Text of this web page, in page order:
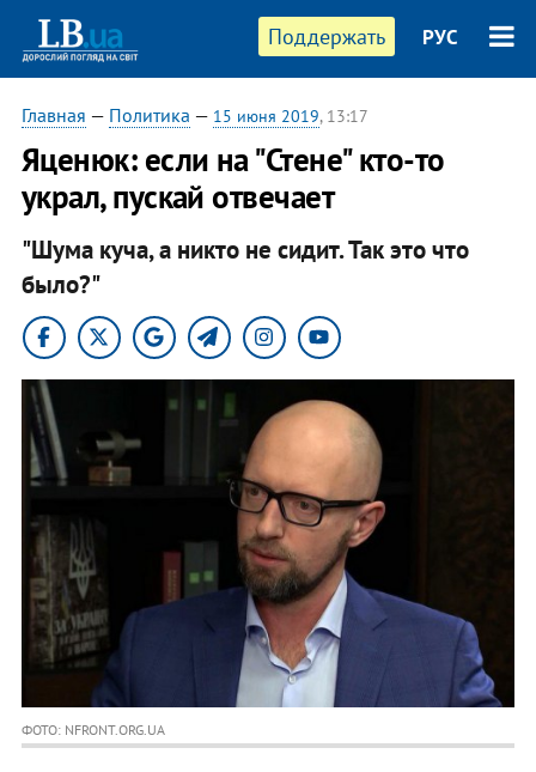
Поддержать РУС
Главная — Политика — 15 июня 2019, 13:17
​Яценюк: если на "Стене" кто-то
украл, пускай отвечает
"Шума куча, а никто не сидит. Так это что
было?"
ФОТО: NFRONT.ORG.UA